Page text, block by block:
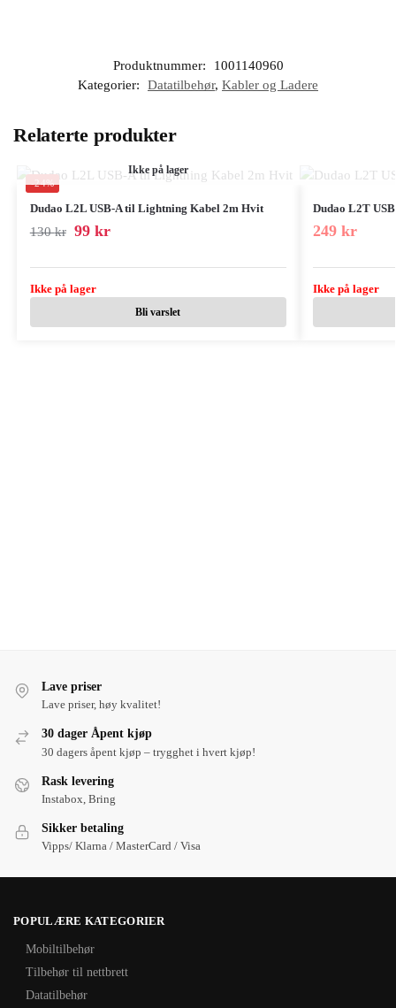
Produktnummer:
1001140960
Kategorier:
Datatilbehør, Kabler og Ladere
Relaterte produkter
-24%
Ikke på lager
Dudao L2L USB-A til Lightning Kabel 2m Hvit
130kr 99 kr
Ikke på lager
Bli varslet
Dudao L2T
249 kr
Ikke på lager
Lave priser
Lave priser, høy kvalitet!
30 dager Åpent kjøp
30 dagers åpent kjøp – trygghet i hvert kjøp!
Rask levering
Instabox, Bring
Sikker betaling
Vipps/ Klarna / MasterCard / Visa
POPULÆRE KATEGORIER
Mobiltilbehør
Tilbehør til nettbrett
Datatilbehør